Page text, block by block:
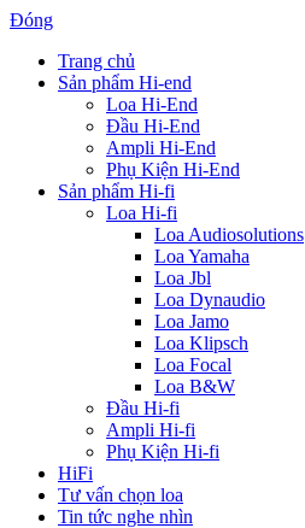
Đóng
Trang chủ
Sản phẩm Hi-end
Loa Hi-End
Đầu Hi-End
Ampli Hi-End
Phụ Kiện Hi-End
Sản phẩm Hi-fi
Loa Hi-fi
Loa Audiosolutions
Loa Yamaha
Loa Jbl
Loa Dynaudio
Loa Jamo
Loa Klipsch
Loa Focal
Loa B&W
Đầu Hi-fi
Ampli Hi-fi
Phụ Kiện Hi-fi
HiFi
Tư vấn chọn loa
Tin tức nghe nhìn